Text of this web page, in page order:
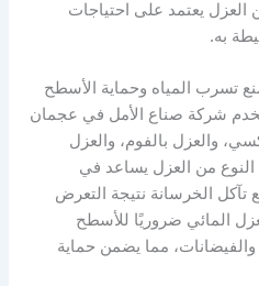
العزل يعتمد على احتياجات
به.
تسرب المياه وحماية الأسطح
شركة صناع الأمل في عجمان
والعزل بالفوم، والعزل
النوع من العزل يساعد في
تآكل الخرسانة نتيجة التعرض
المائي ضروريًا للأسطح
مما يضمن حماية